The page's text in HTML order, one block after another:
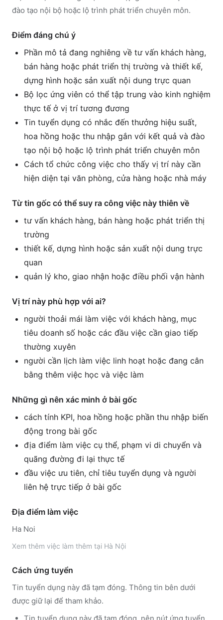
đào tạo nội bộ hoặc lộ trình phát triển chuyên môn.
Điểm đáng chú ý
Phần mô tả đang nghiêng về tư vấn khách hàng,
bán hàng hoặc phát triển thị trường và thiết kế,
dựng hình hoặc sản xuất nội dung trực quan
Bộ lọc ứng viên có thể tập trung vào kinh nghiệm
thực tế ở vị trí tương đương
Tin tuyển dụng có nhắc đến thưởng hiệu suất,
hoa hồng hoặc thu nhập gắn với kết quả và đào
tạo nội bộ hoặc lộ trình phát triển chuyên môn
Cách tổ chức công việc cho thấy vị trí này cần
hiện diện tại văn phòng, cửa hàng hoặc nhà máy
Từ tin gốc có thể suy ra công việc này thiên về
tư vấn khách hàng, bán hàng hoặc phát triển thị
trường
thiết kế, dựng hình hoặc sản xuất nội dung trực
quan
quản lý kho, giao nhận hoặc điều phối vận hành
Vị trí này phù hợp với ai?
người thoải mái làm việc với khách hàng, mục
tiêu doanh số hoặc các đầu việc cần giao tiếp
thường xuyên
người cần lịch làm việc linh hoạt hoặc đang cân
bằng thêm việc học và việc làm
Những gì nên xác minh ở bài gốc
cách tính KPI, hoa hồng hoặc phần thu nhập biến
động trong bài gốc
địa điểm làm việc cụ thể, phạm vi di chuyển và
quãng đường đi lại thực tế
đầu việc ưu tiên, chỉ tiêu tuyển dụng và người
liên hệ trực tiếp ở bài gốc
Địa điểm làm việc
Ha Noi
Xem thêm việc làm thêm tại Hà Nội
Cách ứng tuyển
Tin tuyển dụng này đã tạm đóng. Thông tin bên dưới
được giữ lại để tham khảo.